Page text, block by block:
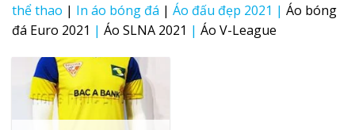
thể thao | In áo bóng đá | Áo đấu đẹp 2021 | Áo bóng
đá Euro 2021 | Áo SLNA 2021 | Áo V-League